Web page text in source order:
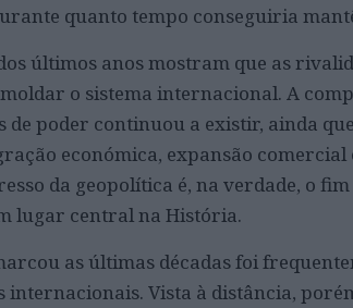
quanto tempo conseguiria
últimos anos mostram que as
o sistema internacional. A
de poder continuou a existir, ainda
económica, expansão
da geopolítica é, na verdade, o
lugar central na História.
as últimas décadas foi
internacionais. Vista à distância,